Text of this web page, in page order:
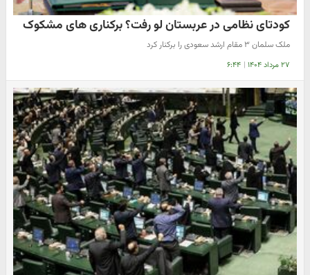
کودتای نظامی در عربستان لو رفت؟ برکناری های مشکوک
ملک سلمان ۳ مقام ارشد سعودی را برکنار کرد
۲۷ مرداد ۱۴۰۴ | ۶:۴۴